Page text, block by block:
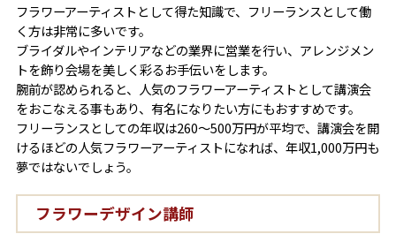
フラワーアーティストとして得た知識で、フリーランスとして働
く方は非常に多いです。
ブライダルやインテリアなどの業界に営業を行い、アレンジメン
トを飾り会場を美しく彩るお手伝いをします。
腕前が認められると、人気のフラワーアーティストとして講演会
をおこなえる事もあり、有名になりたい方にもおすすめです。
フリーランスとしての年収は260〜500万円が平均で、講演会を開
けるほどの人気フラワーアーティストになれば、年収1,000万円も
夢ではないでしょう。
フラワーデザイン講師